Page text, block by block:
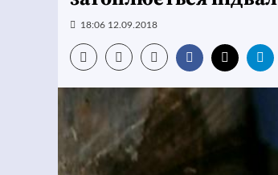
18:06 12.09.2018